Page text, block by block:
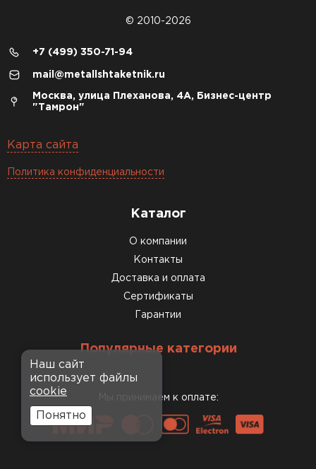
© 2010-2026
+7 (499) 350-71-94
mail@metallshtaketnik.ru
Москва, улица Плеханова, 4А, Бизнес-центр
"Тамрон"
Карта сайта
Политика конфиденциальности
Каталог
О компании
Контакты
Доставка и оплата
Сертификаты
Гарантии
Популярные категории
Мы принимаем к оплате:
Наш сайт
использует файлы
cookie
Понятно